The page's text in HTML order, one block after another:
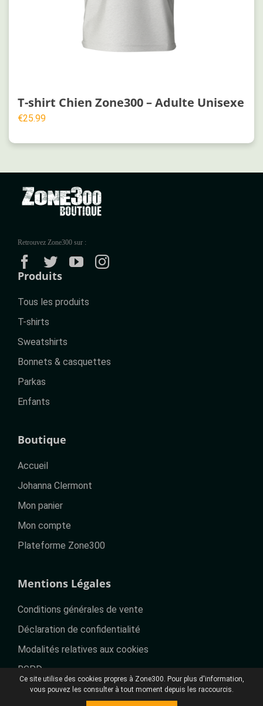
T-shirt Chien Zone300 – Adulte Unisexe
€25.99
Retrouvez Zone300 sur :
Produits
Tous les produits
T-shirts
Sweatshirts
Bonnets & casquettes
Parkas
Enfants
Boutique
Accueil
Johanna Clermont
Mon panier
Mon compte
Plateforme Zone300
Mentions Légales
Conditions générales de vente
Déclaration de confidentialité
Modalités relatives aux cookies
RGPD
Ce site utilise des cookies propres à Zone300. Pour plus d'information,
vous pouvez les consulter à tout moment depuis les raccourcis.